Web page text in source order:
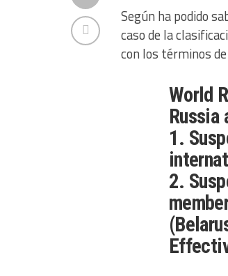
Según ha podido
caso de la
con los términos
World
Russia
1.
2.